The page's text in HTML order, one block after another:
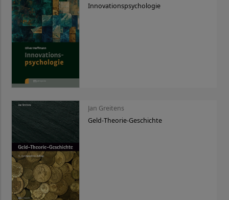
Innovationspsychologie
Jan Greitens
Geld-Theorie-Geschichte